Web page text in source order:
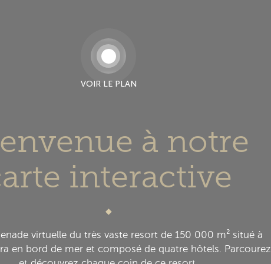
VOIR LE PLAN
à notre
interactive
virtuelle du très vaste resort de 150 000 m² situé à
en bord de mer et composé de quatre hôtels. Parcourez